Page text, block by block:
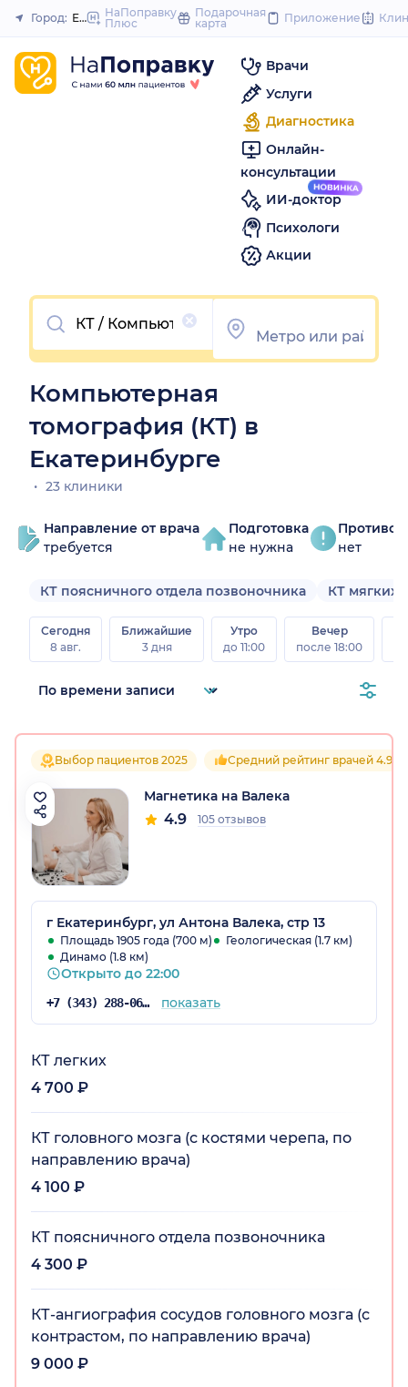
to
Закрыть
Город: Екатеринбург
НаПоправку
Плюс
Подарочная
карта
Приложение
Врачи
Услуги
Диагностика
Онлайн-
консультации
ИИ-доктор
Психологи
Акции
Очистить
Компьютерная
томография (КТ) в
Екатеринбурге
23 клиники
Направление от врача
требуется
Подготовка
не нужна
нет
КТ поясничного отдела позвоночника КТ мягких
Сегодня
8 авг.
Ближайшие
3 дня
Утро
до 11:00
Вечер
после 18:00
Выбор пациентов 2025 Средний рейтинг врачей 4.9
Магнетика на Валека
4.9 105 отзывов
г Екатеринбург, ул Антона Валека, стр 13
Площадь 1905 года (700 м)
Геологическая (1.7 км)
Динамо (1.8 км)
Открыто до 22:00
+7 (343) 288-06-65 показать
КТ легких
4 700 ₽
КТ головного мозга (с костями черепа, по
направлению врача)
4 100 ₽
КТ поясничного отдела позвоночника
4 300 ₽
КТ-ангиография сосудов головного мозга (с
контрастом, по направлению врача)
9 000 ₽